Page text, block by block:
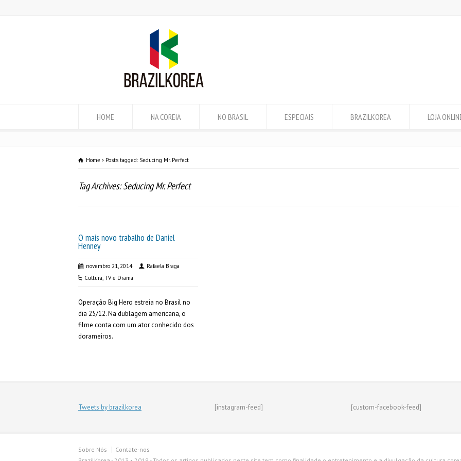
HOME NA COREIA NO BRASIL ESPECIAIS BRAZILKOREA LOJA
Home Posts tagged: Seducing Mr. Perfect
Tag Archives: Seducing Mr. Perfect
O mais novo trabalho de Daniel
Henney
novembro 21, 2014
Rafaela Braga
Cultura,TV e Drama
Operação Big Hero estreia no Brasil no
dia 25/12. Na dublagem americana, o
filme conta com um ator conhecido dos
dorameiros.
Tweets by brazilkorea [instagram-feed] [custom-facebook-feed]
Sobre Nós
Contate-nos